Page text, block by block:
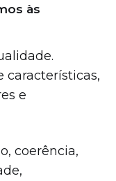
às
características,
e
coerência,